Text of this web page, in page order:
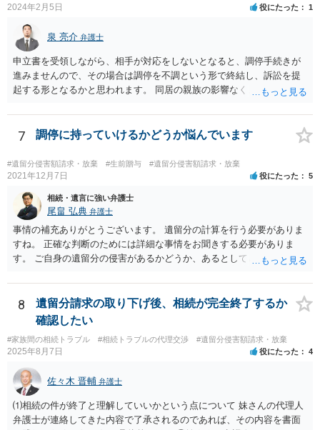
死亡し，二次相続が発生した」という前提に基づいて協議を進める必
議の内容を前提とした主張をすることが最も有利ですが，ＡＢの相続
人は応じない姿勢を示していることから，実現は困難だと思います。
主張としては維持しつつも，現実的な解決方法（遺産分割協議の落と
しどころ）としては，譲歩することを甘受しなければならないかもし
れません。
2024年2月5日 役にたった 1
泉 亮介 弁護士
申立書を受領しながら、相手が対応をしないとなると、調停手続きが
進みませんので、その場合は調停を不調という形で終結し、訴訟を提
起する形となるかと思われます。 同居の親族の影響なく、というのは
め、後からひっくり返すということは難しくなってくるかと思われま
す。 公開相談の場でのご相談については、どうしても限界が出てしま
7 調停に持っていけるかどうか悩んでいます
#遺留分侵害額請求・放棄 #生前贈与 #遺留分侵害額請求・放棄
2021年12月7日 役にたった 5
相続・遺言に強い弁護士
尾畠 弘典 弁護士
事情の補充ありがとうございます。 遺留分の計算を行う必要がありま
すね。 正確な判断のためには詳細な事情をお聞きする必要がありま
す。 ご自身の遺留分の侵害があるかどうか、あるとしてどの程度の金
相談されるのが良いと思います。
8
遺留分請求の取り下げ後、相続が完全終了するか
確認したい
#家族間の相続トラブル #相続トラブルの代理交渉 #遺留分侵害額請求・放棄
2025年8月7日 役にたった 4
佐々木 晋輔 弁護士
⑴相続の件が終了と理解していいかという点について 妹さんの代理人
弁護士が連絡してきた内容で了承されるのであれば、その内容を書面